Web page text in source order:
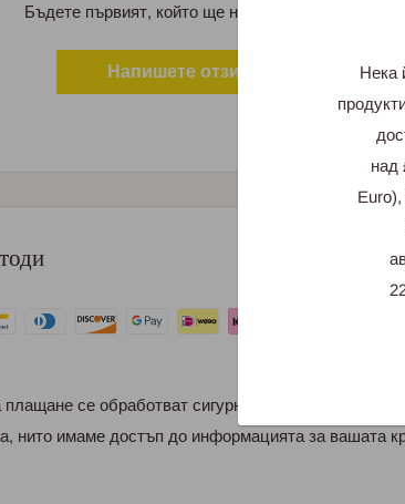
Нека
над
Бъдете първият, който ще напише отзив
Напишете отзив
се обработват сигурно. Ние не
нито имаме достъп до информацията за вашата